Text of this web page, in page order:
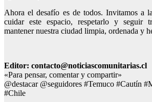
Ahora el desafío es de todos. Invitamos a
cuidar este espacio, respetarlo y seguir
mantener nuestra ciudad limpia, ordenada y
Editor: contacto@noticiascomunitarias.cl
«Para pensar, comentar y compartir»
@destacar @seguidores #Temuco #Cautín
#Chile